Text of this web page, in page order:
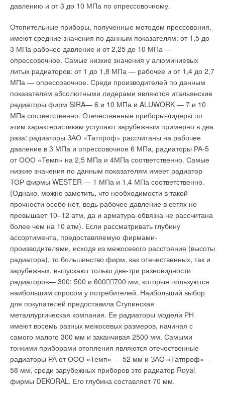
давлению и от 3 до 10 МПа по опрессовочному.
Отопительные приборы, полученные методом прессования,
имеют средние значения по данным показателям: от 1,5 до
3 МПа рабочее давление и от 2,25 до 10 МПа —
опрессовочное. Самые низкие значения у алюминиевых
литых радиаторов: от 1 до 1,8 МПа — рабочее и от 1,4 до 2,7
МПа — опрессовочное. Среди производителей по данным
показателям абсолютными лидерами являются итальянские
радиаторы фирм SIRA— 6 и 10 МПа и ALUWORK — 7 и 10
МПа соответственно. Отечественные приборы-лидеры по
этим характеристикам уступают зарубежным примерно в два
раза: радиаторы ЗАО «Татпроф» рассчитаны на рабочее
давление в 3 МПа и опрессовочное 6 МПа, радиаторы РА-5
от ООО «Темп» на 2,5 МПа и 4МПа соответственно. Самые
низкие значения по данным показателям имеет радиатор
ТОР фирмы WESTER — 1 МПа и 1,4 МПа соответственно.
(Однако, можно заметить, что необходимости в такой
прочности особо нет, ведь рабочее давление в сетях не
превышает 10–12 атм, да и арматура-обвязка не рассчитана
более чем на 10 атм). Если рассматривать глубину
ассортимента, предоставляемую фирмами-
производителями, исходя из межосевого расстояния (высоты
радиатора), то большинство фирм, как отечественных, так и
зарубежных, выпускают только две-три разновидности
радиаторов— 300; 500 и 600700 мм, которые пользуются
наибольшим спросом у потребителей. Наибольший выбор
для покупателей предоставила Ступинская
металлургическая компания. Ее радиаторы модели РН
имеют восемь разных межосевых размеров, начиная с
самого малого 300 мм и заканчивая 2500 мм. Самыми
тонкими приборами отопления являются отечественные
радиаторы РА от ООО «Темп» — 52 мм и ЗАО «Татпроф» —
58 мм, среди зарубежных приборов это радиатор Royal
фирмы DEKORAL. Его глубина составляет 70 мм.